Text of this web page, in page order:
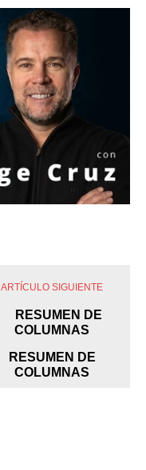
ARTÍCULO SIGUIENTE
RESUMEN DE
COLUMNAS